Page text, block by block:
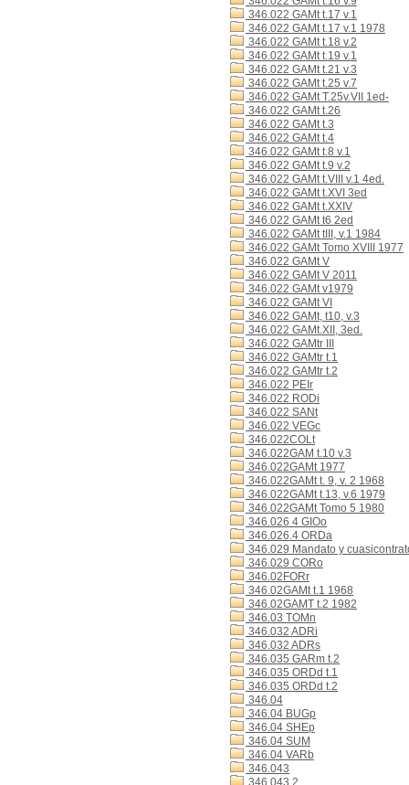
346.022 GAMt t.17 v.1
346.022 GAMt t.17 v.1 1978
346.022 GAMt t.18 v.2
346.022 GAMt t.19 v.1
346.022 GAMt t.21 v.3
346.022 GAMt t.25 v.7
346.022 GAMt T.25v.VII 1ed-
346.022 GAMt t.26
346.022 GAMt t.3
346.022 GAMt t.4
346.022 GAMt t.8 v.1
346.022 GAMt t.9 v.2
346.022 GAMt t.VIII v.1 4ed.
346.022 GAMt t.XVI 3ed
346.022 GAMt t.XXIV
346.022 GAMt t6 2ed
346.022 GAMt tIII, v.1 1984
346.022 GAMt Tomo XVIII 1977
346.022 GAMt V
346.022 GAMt V 2011
346.022 GAMt v1979
346.022 GAMt VI
346.022 GAMt, t10, v.3
346.022 GAMt.XII, 3ed.
346.022 GAMtr III
346.022 GAMtr t.1
346.022 GAMtr t.2
346.022 PEIr
346.022 RODi
346.022 SANt
346.022 VEGc
346.022COLt
346.022GAM t.10 v.3
346.022GAMt 1977
346.022GAMt t. 9, v. 2 1968
346.022GAMt t.13, v.6 1979
346.022GAMt Tomo 5 1980
346.026 4 GIOo
346.026.4 ORDa
346.029 Mandato y
346.029 CORo
346.02FORr
346.02GAMt t.1 1968
346.02GAMT t.2 1982
346.03 TOMn
346.032 ADRi
346.032 ADRs
346.035 GARm t.2
346.035 ORDd t.1
346.035 ORDd t.2
346.04
346.04 BUGp
346.04 SHEp
346.04 SUM
346.04 VARb
346.043
346.043 2